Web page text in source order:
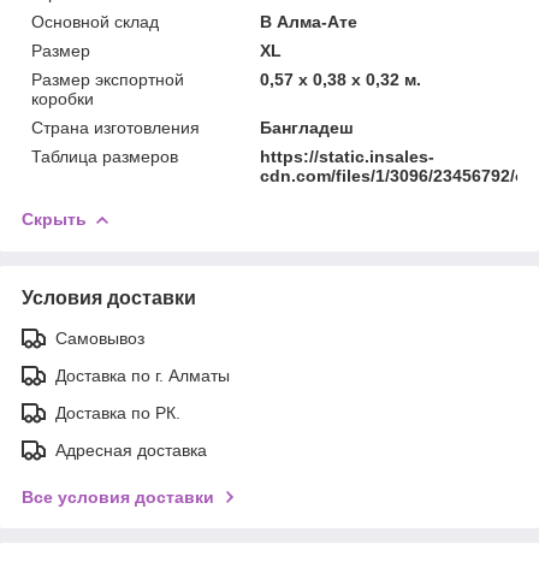
Основной склад
В Алма-Ате
Размер
XL
Размер экспортной
коробки
0,57 x 0,38 x 0,32 м.
Страна изготовления
Бангладеш
Таблица размеров
https://static.insales-
cdn.com/files/1/3096/23456792/
Скрыть
Условия доставки
Самовывоз
Доставка по г. Алматы
Доставка по РК.
Адресная доставка
Все условия доставки